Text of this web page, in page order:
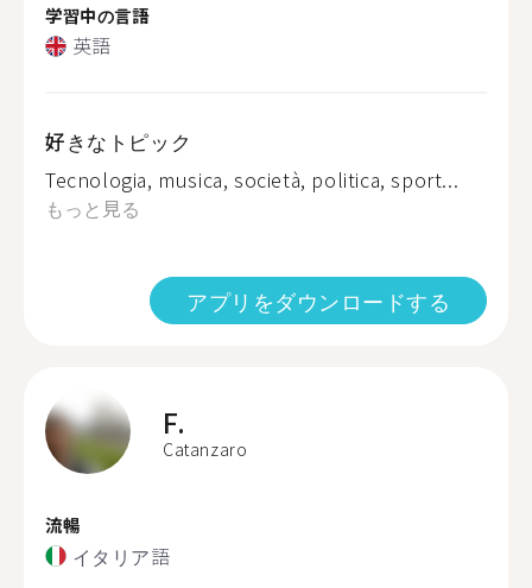
学習中の言語
英語
好きなトピック
Tecnologia, musica, società, politica, sport...
もっと見る
アプリをダウンロードする
F.
Catanzaro
流暢
イタリア語